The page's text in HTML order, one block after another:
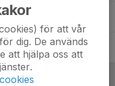
för att vår
dig. De används
att hjälpa oss att